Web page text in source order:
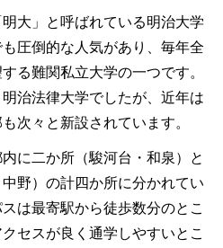
大」と呼ばれている明治大学
圧倒的な人気があり、毎年全
る難関私立大学の一つです。
治法律大学でしたが、近年は
次々と新設されています。
に二か所（駿河台・和泉）と
野）の計四か所に分かれてい
は最寄駅から徒歩数分のとこ
セスが良く通学しやすいとこ